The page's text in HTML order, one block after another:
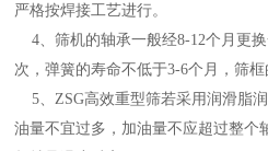
严格按焊接工艺进行。
4、筛机的轴承一般经8-12个月更
次，弹簧的寿命不低于3-6个月，筛框
5、ZSG高效重型筛若采用润滑脂润
油量不宜过多，加油量不应超过整个